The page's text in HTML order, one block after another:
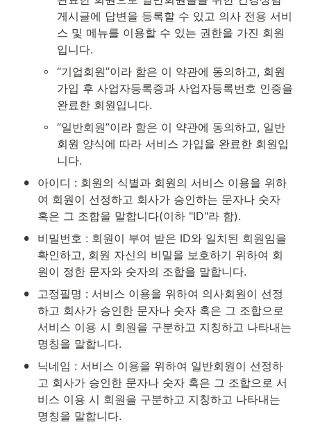
게시글에 답변을 등록할 수 있고 의사 전용 서비
스 및 메뉴를 이용할 수 있는 권한을 가진 회원
입니다.
◦
“기업회원”이라 함은 이 약관에 동의하고, 회원
가입 후 사업자등록증과 사업자등록번호 인증을
완료한 회원입니다.
◦
“일반회원”이라 함은 이 약관에 동의하고, 일반
회원 양식에 따라 서비스 가입을 완료한 회원입
니다.
•
아이디 : 회원의 식별과 회원의 서비스 이용을 위하
여 회원이 선정하고 회사가 승인하는 문자나 숫자
혹은 그 조합을 말합니다(이하 "ID"라 함).
•
비밀번호 : 회원이 부여 받은 ID와 일치된 회원임을
확인하고, 회원 자신의 비밀을 보호하기 위하여 회
원이 정한 문자와 숫자의 조합을 말합니다.
•
고정필명 : 서비스 이용을 위하여 의사회원이 선정
하고 회사가 승인한 문자나 숫자 혹은 그 조합으로
서비스 이용 시 회원을 구분하고 지칭하고 나타내는
명칭을 말합니다.
•
닉네임 : 서비스 이용을 위하여 일반회원이 선정하
고 회사가 승인한 문자나 숫자 혹은 그 조합으로 서
비스 이용 시 회원을 구분하고 지칭하고 나타내는
명칭을 말합니다.